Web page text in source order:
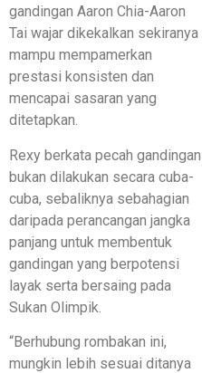
gandingan Aaron Chia-Aaron
Tai wajar dikekalkan sekiranya
mampu mempamerkan
prestasi konsisten dan
mencapai sasaran yang
ditetapkan.
Rexy berkata pecah gandingan
bukan dilakukan secara cuba-
cuba, sebaliknya sebahagian
daripada perancangan jangka
panjang untuk membentuk
gandingan yang berpotensi
layak serta bersaing pada
Sukan Olimpik.
“Berhubung rombakan ini,
mungkin lebih sesuai ditanya